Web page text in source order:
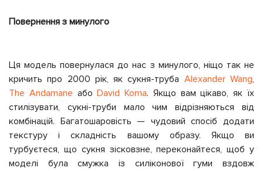
Повернення з минулого
Ця модель повернулася до нас з минулого, ніщо так не
кричить про 2000 рік, як сукня-труба Alexander Wang,
The Andamane абоDavid Koma. Якщо вам цікаво, як їх
стилізувати, сукні-труби мало чим відрізняються від
комбінацій. Багатошаровість — чудовий спосіб додати
текстуру і складність вашому образу. Якщо ви
турбуєтеся, що сукня зісковзне, переконайтеся, щоб у
моделі була смужка із силіконової гуми вздовж